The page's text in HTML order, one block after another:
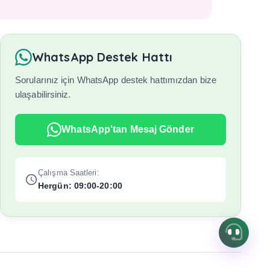
WhatsApp Destek Hattı
Sorularınız için WhatsApp destek hattımızdan bize
ulaşabilirsiniz.
WhatsApp'tan Mesaj Gönder
Çalışma Saatleri:
Hergün: 09:00-20:00